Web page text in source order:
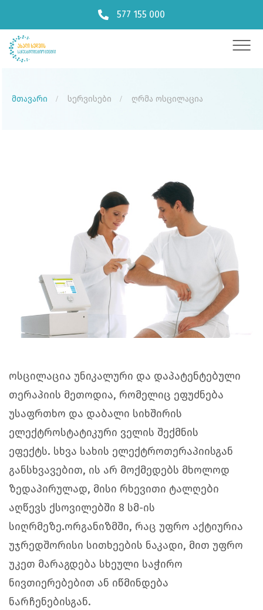
577 155 000
მთავარი სერვისები ღრმა ოსცილაცია
ოსცილაცია უნიკალური და დაპატენტებული
თერაპიის მეთოდია, რომელიც ეფუძნება
უსაფრთხო და დაბალი სიხშირის
ელექტროსტატიკური ველის შექმნის
ეფექტს. სხვა სახის ელექტროთერაპიისგან
განსხვავებით, ის არ მოქმედებს მხოლოდ
ზედაპირულად, მისი რხევითი ტალღები
აღწევს ქსოვილებში 8 სმ-ის
სიღრმეზე.ორგანიზმში, რაც უფრო აქტიურია
უჯრედშორისი სითხეების ნაკადი, მით უფრო
უკეთ მარაგდება სხეული საჭირო
ნივთიერებებით ან იწმინდება
ნარჩენებისგან.